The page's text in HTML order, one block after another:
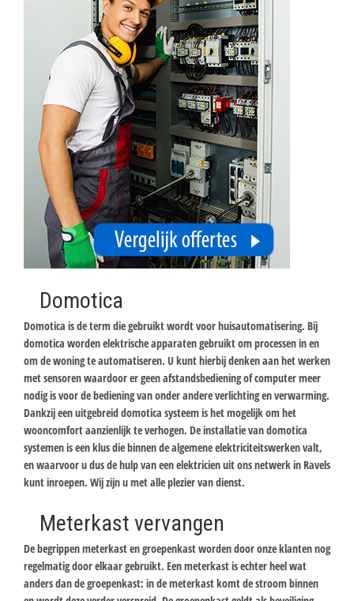
Domotica
Domotica is de term die gebruikt wordt voor huisautomatisering. Bij
domotica worden elektrische apparaten gebruikt om processen in en
om de woning te automatiseren. U kunt hierbij denken aan het werken
met sensoren waardoor er geen afstandsbediening of computer meer
nodig is voor de bediening van onder andere verlichting en verwarming.
Dankzij een uitgebreid domotica systeem is het mogelijk om het
wooncomfort aanzienlijk te verhogen. De installatie van domotica
systemen is een klus die binnen de algemene elektriciteitswerken valt,
en waarvoor u dus de hulp van een elektricien uit ons netwerk in Ravels
kunt inroepen. Wij zijn u met alle plezier van dienst.
Meterkast vervangen
De begrippen meterkast en groepenkast worden door onze klanten nog
regelmatig door elkaar gebruikt. Een meterkast is echter heel wat
anders dan de groepenkast: in de meterkast komt de stroom binnen